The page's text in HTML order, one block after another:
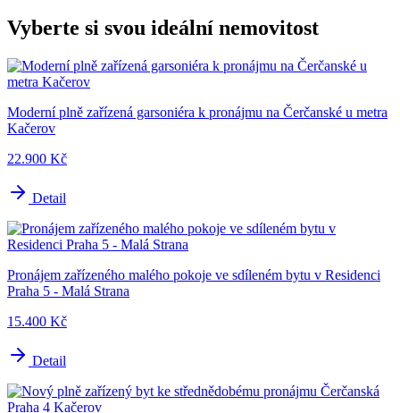
Vyberte si svou ideální nemovitost
Moderní plně zařízená garsoniéra k pronájmu na Čerčanské u metra
Kačerov
22.900 Kč
Detail
Pronájem zařízeného malého pokoje ve sdíleném bytu v Residenci
Praha 5 - Malá Strana
15.400 Kč
Detail